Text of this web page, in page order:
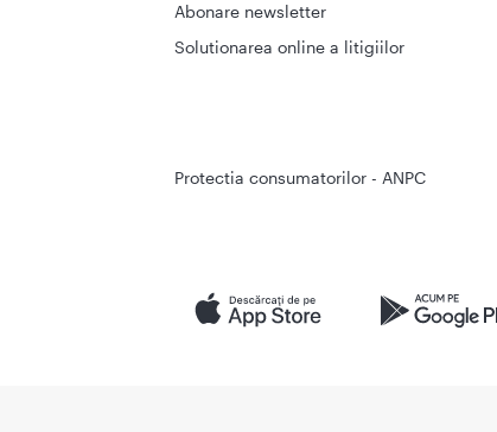
Abonare newsletter
Solutionarea online a litigiilor
Protectia consumatorilor - ANPC